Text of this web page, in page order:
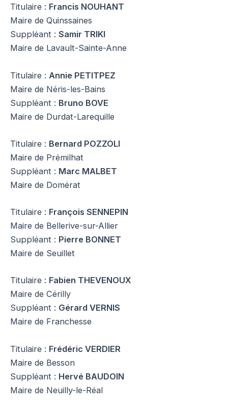
Titulaire : Francis NOUHANT
Maire de Quinssaines
Suppléant : Samir TRIKI
Maire de Lavault-Sainte-Anne
Titulaire : Annie PETITPEZ
Maire de Néris-les-Bains
Suppléant : Bruno BOVE
Maire de Durdat-Larequille
Titulaire : Bernard POZZOLI
Maire de Prémilhat
Suppléant : Marc MALBET
Maire de Domérat
Titulaire : François SENNEPIN
Maire de Bellerive-sur-Allier
Suppléant : Pierre BONNET
Maire de Seuillet
Titulaire : Fabien THEVENOUX
Maire de Cérilly
Suppléant : Gérard VERNIS
Maire de Franchesse
Titulaire : Frédéric VERDIER
Maire de Besson
Suppléant : Hervé BAUDOIN
Maire de Neuilly-le-Réal